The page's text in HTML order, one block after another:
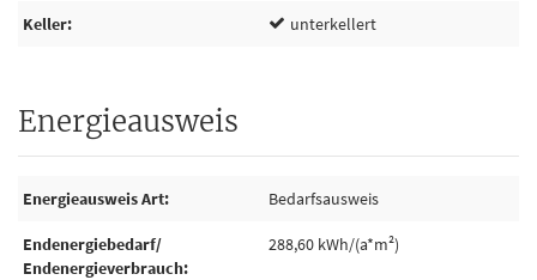
Keller unterkellert
Energieausweis
Energieausweis Art Bedarfsausweis
Endenergiebedarf/
Endenergieverbrauch
288,60 kWh/(a*m²)